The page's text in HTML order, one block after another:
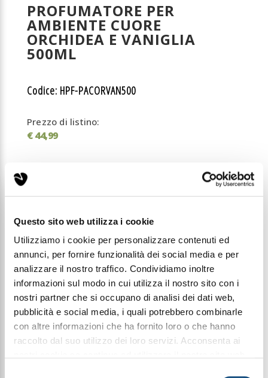
Questo sito web utilizza i cookie
Utilizziamo i cookie per personalizzare contenuti ed
annunci, per fornire funzionalità dei social media e per
analizzare il nostro traffico. Condividiamo inoltre
informazioni sul modo in cui utilizza il nostro sito con i
nostri partner che si occupano di analisi dei dati web,
pubblicità e social media, i quali potrebbero combinarle
con altre informazioni che ha fornito loro o che hanno
raccolto dal suo utilizzo dei loro servizi. Acconsenta ai
PROFUMATORE PER
AMBIENTE CUORE
ORCHIDEA E VANIGLIA
500ML
Codice: HPF-PACORVAN500
Prezzo di listino:
€ 44,99
Condividi questo articolo sui social
Profumi Ambiente Fragranze d'Ambiente
Profumatore per ambiente Cuore Orchidea e Vaniglia
500ml
Profumatore per ambiente ad alta persistenza con
bastoncini in cotone contenuto in una meravigliosa